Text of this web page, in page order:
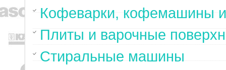
Кофеварки, кофемашины
Плиты и варочные
Стиральные машины